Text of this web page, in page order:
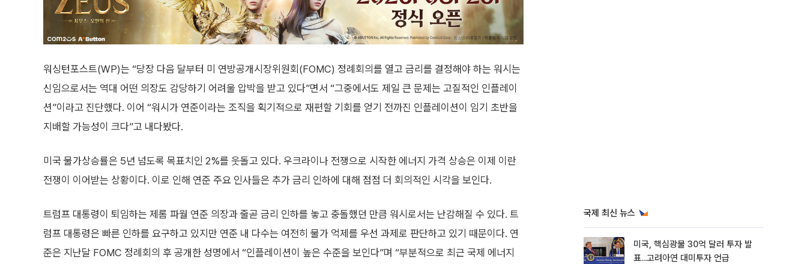
워싱턴포스트(WP)는 “당장 다음 달부터 미 연방공개시장위원회(FOMC) 정례회의를 열고 금리를 결정해야 하는 워시는
신임으로서는 역대 어떤 의장도 감당하기 어려울 압박을 받고 있다”면서 “그중에서도 제일 큰 문제는 고질적인 인플레이
션”이라고 진단했다. 이어 “워시가 연준이라는 조직을 획기적으로 재편할 기회를 얻기 전까진 인플레이션이 임기 초반을
지배할 가능성이 크다”고 내다봤다.
미국 물가상승률은 5년 넘도록 목표치인 2%를 웃돌고 있다. 우크라이나 전쟁으로 시작한 에너지 가격 상승은 이제 이란
전쟁이 이어받는 상황이다. 이로 인해 연준 주요 인사들은 추가 금리 인하에 대해 점점 더 회의적인 시각을 보인다.
트럼프 대통령이 퇴임하는 제롬 파월 연준 의장과 줄곧 금리 인하를 놓고 충돌했던 만큼 워시로서는 난감해질 수 있다. 트
럼프 대통령은 빠른 인하를 요구하고 있지만 연준 내 다수는 여전히 물가 억제를 우선 과제로 판단하고 있기 때문이다. 연
준은 지난달 FOMC 정례회의 후 공개한 성명에서 “인플레이션이 높은 수준을 보인다”며 “부분적으로 최근 국제 에너지
국제 최신 뉴스
미국, 핵심광물 30억 달러 투자 발
표...고려아연 대미투자 언급